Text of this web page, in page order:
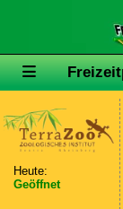
Heute:
Geöffnet